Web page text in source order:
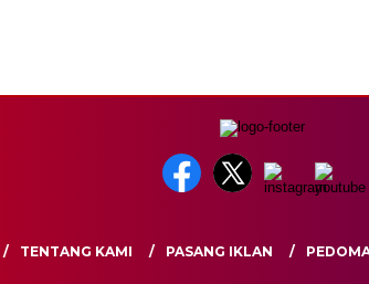
TENTANG KAMI PASANG IKLAN